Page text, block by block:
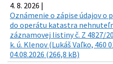
4. 8. 2026 |
Oznámenie o zápise údajov o
do operátu katastra
záznamovej listiny č. Z 4827/
k. ú. Klenov (Lukáš Vaľko, 460
04.08.2026 (266,8 kB)